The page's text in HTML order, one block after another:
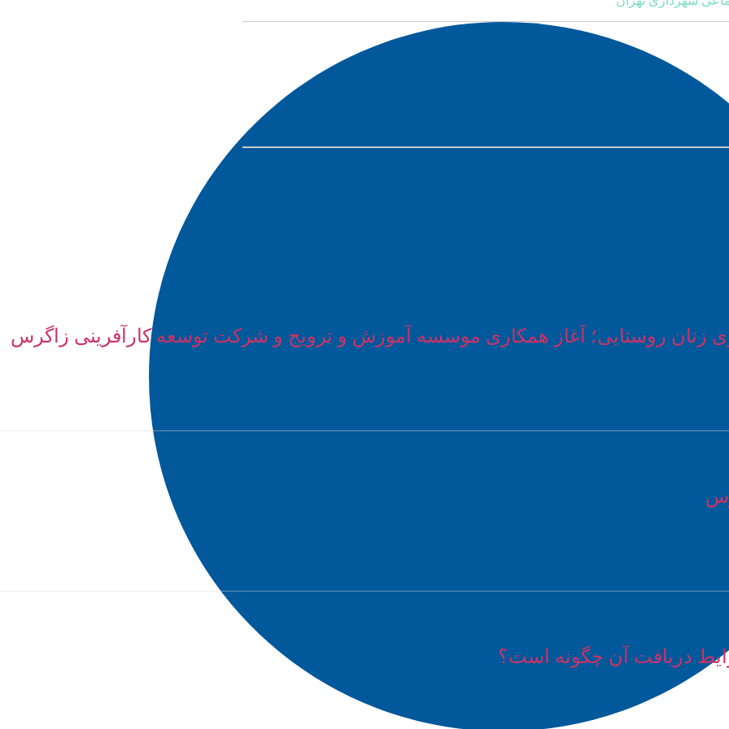
زنان روستایی؛ آغاز همكاری موسسه آموزش و ترویج و شركت توسعه کارآفرینی زاگرس
دریافت آن چگونه است؟